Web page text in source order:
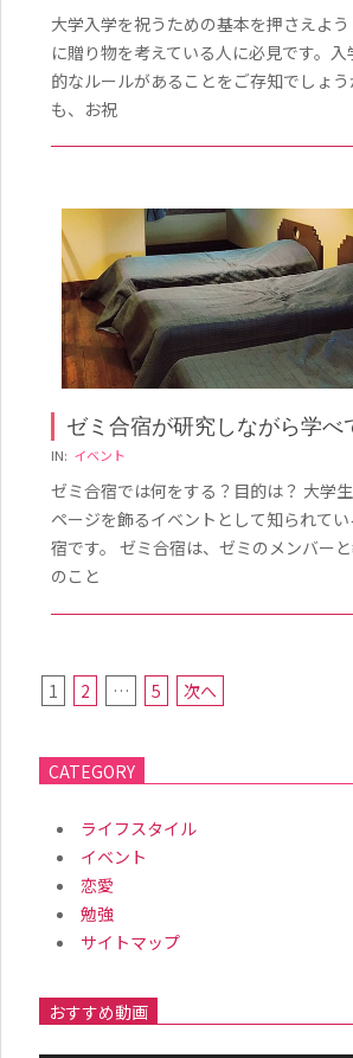
10-
07
大学入学を祝うための基本を押さえよ
に贈り物を考えている人に必見です。
的なルールがあることをご存知でしょ
も、お祝
ゼミ合宿が研究しながら学べ
2019-
05-
29
IN: イベント
ゼミ合宿では何をする？目的は？ 大学
ページを飾るイベントとして知られて
宿です。 ゼミ合宿は、ゼミのメンバー
のこと
投
の
ー
ジ
送
1 2 … 5 次へ
CATEGORY
ライフスタイル
イベント
恋愛
勉強
サイトマップ
おすすめ動画